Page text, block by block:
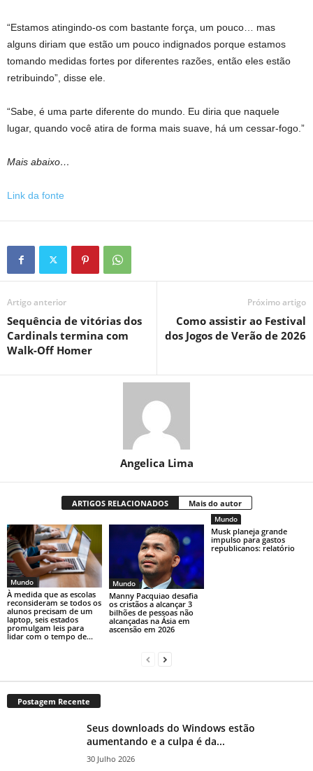
“Estamos atingindo-os com bastante força, um pouco… mas
alguns diriam que estão um pouco indignados porque estamos
tomando medidas fortes por diferentes razões, então eles estão
retribuindo”, disse ele.
“Sabe, é uma parte diferente do mundo. Eu diria que naquele
lugar, quando você atira de forma mais suave, há um cessar-fogo.”
Mais abaixo…
Link da fonte
Artigo anterior
Sequência de vitórias dos
Cardinals termina com
Walk-Off Homer
Próximo artigo
Como assistir ao Festival
dos Jogos de Verão de 2026
Angelica Lima
ARTIGOS RELACIONADOS Mais do autor
Mundo
À medida que as escolas
reconsideram se todos os
alunos precisam de um
laptop, seis estados
promulgam leis para
lidar com o tempo de...
Mundo
Manny Pacquiao desafia
os cristãos a alcançar 3
bilhões de pessoas não
alcançadas na Ásia em
ascensão em 2026
Mundo
Musk planeja grande
impulso para gastos
republicanos: relatório
Postagem Recente
Seus downloads do Windows estão
aumentando e a culpa é da...
30 Julho 2026